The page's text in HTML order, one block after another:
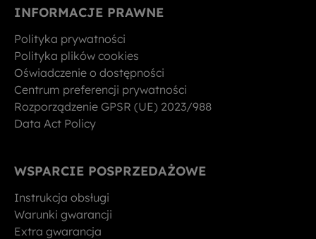
INFORMACJE PRAWNE
Polityka prywatności
Polityka plików cookies
Oświadczenie o dostępności
Centrum preferencji prywatności
Rozporządzenie GPSR (UE) 2023/988
Data Act Policy
WSPARCIE POSPRZEDAŻOWE
Instrukcja obsługi
Warunki gwarancji
Extra gwarancja